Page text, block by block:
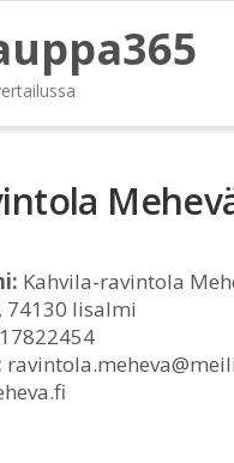
Kahvila-ravintola
74130 Iisalmi